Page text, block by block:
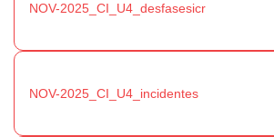
NOV-2025_CI_U4_desfasesicr
NOV-2025_CI_U4_incidentes